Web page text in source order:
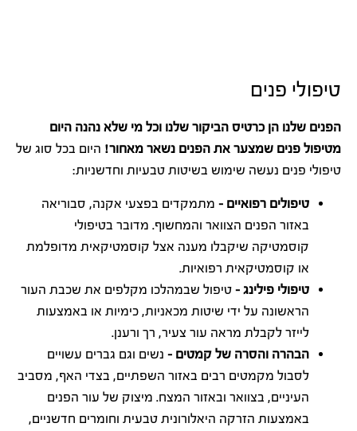
טיפולי פנים
הפנים שלנו הן כרטיס הביקור שלנו וכל מי שלא נהנה היום
מטיפול פנים שמצער את הפנים נשאר מאחור! היום בכל סוג של
טיפולי פנים נעשה שימוש בשיטות טבעיות וחדשניות:
טיפולים רפואיים – מתמקדים בפצעי אקנה, סבוריאה
באזור הפנים הצוואר והמחשוף. מדובר בטיפולי
קוסמטיקה שיקבלו מענה אצל קוסמטיקאית מדופלמת
או קוסמטיקאית רפואיות.
טיפולי פילינג – טיפול שבמהלכו מקלפים את שכבת העור
הראשונה על ידי שיטות מכאניות, כימיות או באמצעות
לייזר לקבלת מראה עור צעיר, רך ורענן.
הבהרה והסרה של קמטים – נשים וגם גברים עשויים
לסבול מקמטים רבים באזור השפתיים, בצדי האף, מסביב
העיניים, בצוואר ובאזור המצח. מיצוק של עור הפנים
באמצעות הזרקה היאלורונית טבעית וחומרים חדשניים,